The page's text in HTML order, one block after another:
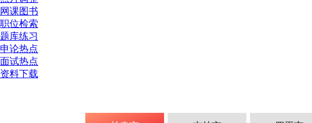
网课图书
职位检索
题库练习
申论热点
面试热点
资料下载